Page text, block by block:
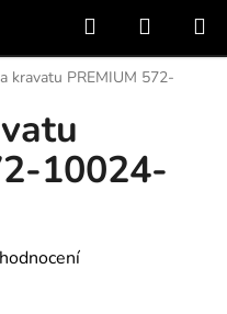
Hledat
KOŠÍK
kravatu PREMIUM 572-
10024-